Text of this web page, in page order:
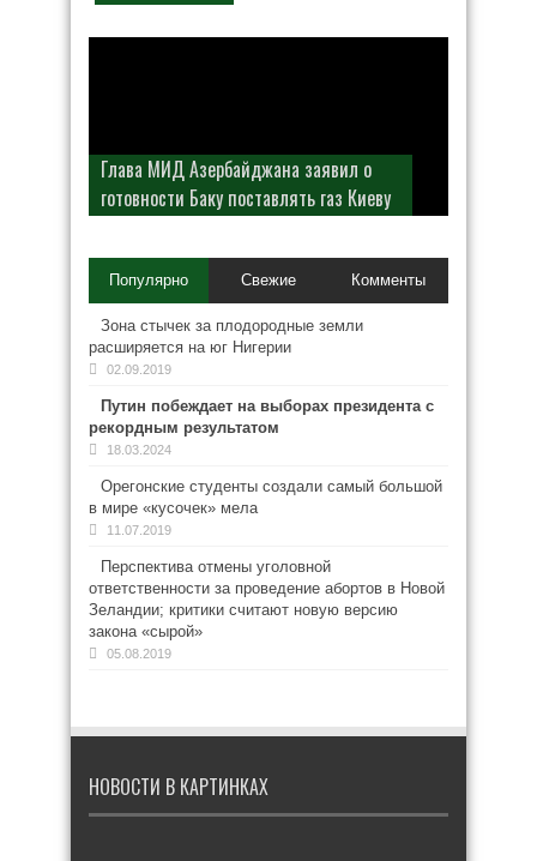
Глава МИД Азербайджана заявил о
готовности Баку поставлять газ Киеву
Популярно Свежие Комменты
Зона стычек за плодородные земли
расширяется на юг Нигерии
02.09.2019
Путин побеждает на выборах президента с
рекордным результатом
18.03.2024
Орегонские студенты создали самый большой
в мире «кусочек» мела
11.07.2019
Перспектива отмены уголовной
ответственности за проведение абортов в Новой
Зеландии; критики считают новую версию
закона «сырой»
05.08.2019
НОВОСТИ В КАРТИНКАХ